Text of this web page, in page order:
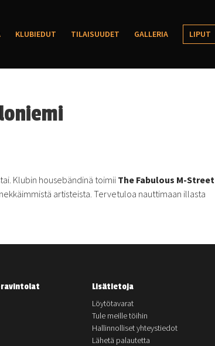
KLUBIEDUT TILAISUUDET GALLERIA LIPUT
Klubin housebändinä toimii The Fabulous M-Street
artisteista. Tervetuloa nauttimaan illasta
ravintolat Lisätietoja
Löytötavarat
Tule meille töihin
Hallinnolliset yhteystiedot
Lähetä palautetta